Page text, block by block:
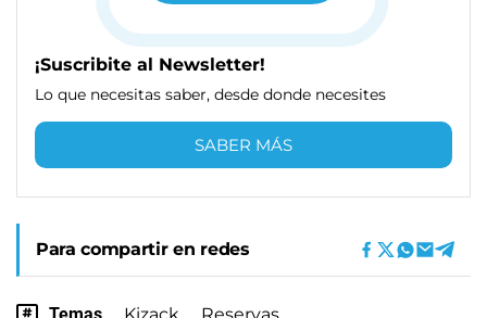
¡Suscribite al Newsletter!
Lo que necesitas saber, desde donde necesites
SABER MÁS
Para compartir en redes